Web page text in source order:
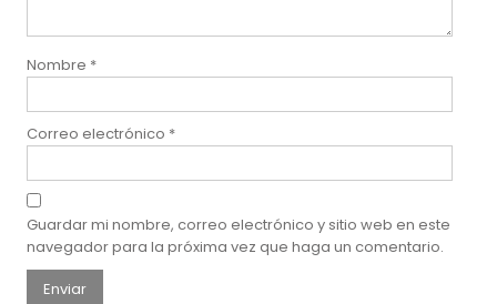
Nombre *
Correo electrónico *
Guardar mi nombre, correo electrónico y sitio web en este
navegador para la próxima vez que haga un comentario.